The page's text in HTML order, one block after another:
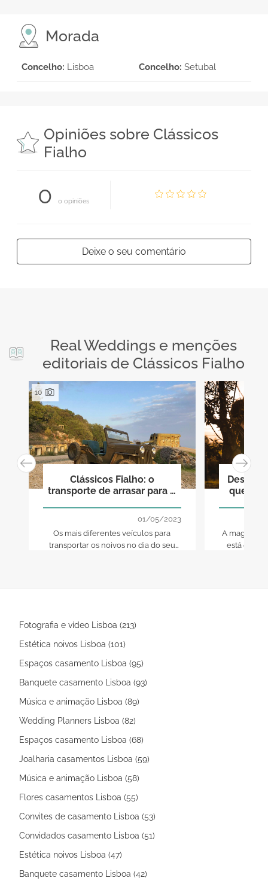
Morada
Concelho: Lisboa Concelho: Setubal
Opiniões sobre Clássicos
Fialho
0 0 opiniões
Deixe o seu comentário
Real Weddings e menções
editoriais de Clássicos Fialho
Clássicos Fialho: o
transporte de arrasar para o
01/05/2023
Os mais diferentes veículos para
transportar os noivos no dia do seu
10
que
A magia
está em
Fotografia e vídeo Lisboa (213)
Estética noivos Lisboa (101)
Espaços casamento Lisboa (95)
Banquete casamento Lisboa (93)
Música e animação Lisboa (89)
Wedding Planners Lisboa (82)
Espaços casamento Lisboa (68)
Joalharia casamentos Lisboa (59)
Música e animação Lisboa (58)
Flores casamentos Lisboa (55)
Convites de casamento Lisboa (53)
Convidados casamento Lisboa (51)
Estética noivos Lisboa (47)
Banquete casamento Lisboa (42)